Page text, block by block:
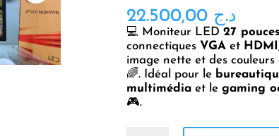
د.ج 22.500,00
💻 Moniteur LED 27
connectiques VGAet HDMI
image nette et des couleurs
🌈. Idéal pour le
multimédiaet le gaming
🎮.